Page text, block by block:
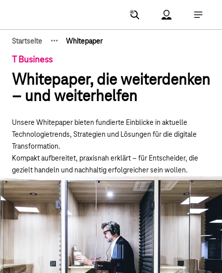
Account Menu
Startseite
Zeige verborgene Breadcrumb-Elemente
··· Whitepaper
T Business
Whitepaper, die weiterdenken
– und weiterhelfen
Unsere Whitepaper bieten fundierte Einblicke in aktuelle
Technologietrends, Strategien und Lösungen für die digitale
Transformation.
Kompakt aufbereitet, praxisnah erklärt – für Entscheider, die
gezielt handeln und nachhaltig erfolgreicher sein wollen.